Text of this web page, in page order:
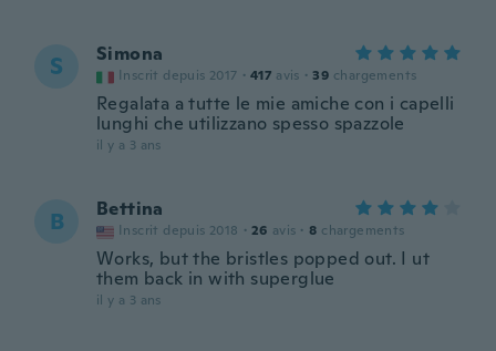
S Simona
Inscrit depuis 2017 · 417 avis · 39 chargements
Regalata a tutte le mie amiche con i capelli
lunghi che utilizzano spesso spazzole
il y a 3 ans
B Bettina
Inscrit depuis 2018 · 26 avis · 8 chargements
Works, but the bristles popped out. I ut
them back in with superglue
il y a 3 ans